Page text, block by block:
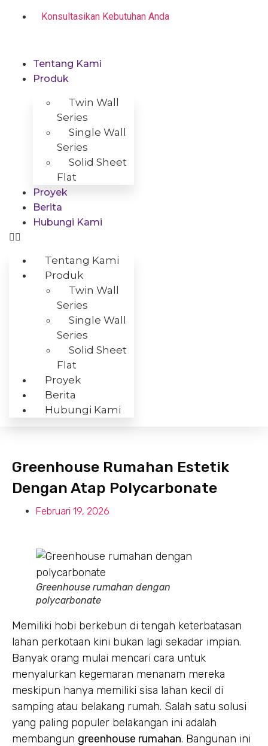
Konsultasikan Kebutuhan Anda
Tentang Kami
Produk
Twin Wall
Series
Single Wall
Series
Solid Sheet
Flat
Proyek
Berita
Hubungi Kami
Tentang Kami
Produk
Twin Wall
Series
Single Wall
Series
Solid Sheet
Flat
Proyek
Berita
Hubungi Kami
Greenhouse Rumahan Estetik
Dengan Atap Polycarbonate
Februari 19, 2026
Greenhouse rumahan dengan
polycarbonate
Memiliki hobi berkebun di tengah keterbatasan
lahan perkotaan kini bukan lagi sekadar impian.
Banyak orang mulai mencari cara untuk
menyalurkan kegemaran menanam mereka
meskipun hanya memiliki sisa lahan kecil di
samping atau belakang rumah. Salah satu solusi
yang paling populer belakangan ini adalah
membangun greenhouse rumahan. Bangunan ini